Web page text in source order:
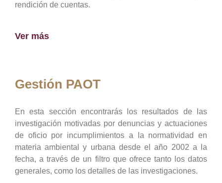
rendición de cuentas.
Ver más
Gestión PAOT
En esta sección encontrarás los resultados de las
investigación motivadas por denuncias y actuaciones
de oficio por incumplimientos a la normatividad en
materia ambiental y urbana desde el año 2002 a la
fecha, a través de un filtro que ofrece tanto los datos
generales, como los detalles de las investigaciones.